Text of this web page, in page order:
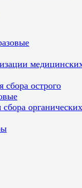
сбора острого
органических